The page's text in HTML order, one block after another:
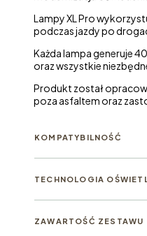
Lampy XL Pro
podczas jazdy po
Każda lampa generuje
oraz wszystkie
Produkt został
poza asfaltem oraz
KOMPATYBILNOŚĆ
TECHNOLOGIA
ZAWARTOŚĆ ZESTAWU